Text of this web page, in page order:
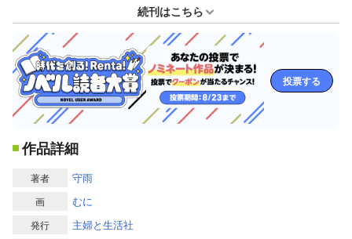
続刊はこちら
投票する
作品詳細
著者 守雨
画 むに
発行 主婦と生活社